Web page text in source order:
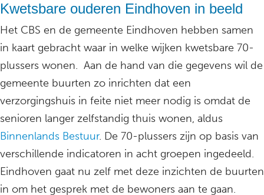
Kwetsbare ouderen Eindhoven in beeld
Het CBS en de gemeente Eindhoven hebben samen
in kaart gebracht waar in welke wijken kwetsbare 70-
plussers wonen. Aan de hand van die gegevens wil de
gemeente buurten zo inrichten dat een
verzorgingshuis in feite niet meer nodig is omdat de
senioren langer zelfstandig thuis wonen, aldus
Binnenlands Bestuur. De 70-plussers zijn op basis van
verschillende indicatoren in acht groepen ingedeeld.
Eindhoven gaat nu zelf met deze inzichten de buurten
in om het gesprek met de bewoners aan te gaan.